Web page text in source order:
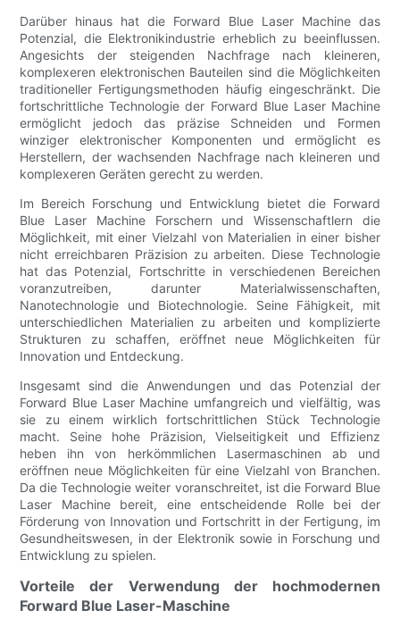
Darüber hinaus hat die Forward Blue Laser Machine das
Potenzial, die Elektronikindustrie erheblich zu beeinflussen.
Angesichts der steigenden Nachfrage nach kleineren,
komplexeren elektronischen Bauteilen sind die Möglichkeiten
traditioneller Fertigungsmethoden häufig eingeschränkt. Die
fortschrittliche Technologie der Forward Blue Laser Machine
ermöglicht jedoch das präzise Schneiden und Formen
winziger elektronischer Komponenten und ermöglicht es
Herstellern, der wachsenden Nachfrage nach kleineren und
komplexeren Geräten gerecht zu werden.
Im Bereich Forschung und Entwicklung bietet die Forward
Blue Laser Machine Forschern und Wissenschaftlern die
Möglichkeit, mit einer Vielzahl von Materialien in einer bisher
nicht erreichbaren Präzision zu arbeiten. Diese Technologie
hat das Potenzial, Fortschritte in verschiedenen Bereichen
voranzutreiben, darunter Materialwissenschaften,
Nanotechnologie und Biotechnologie. Seine Fähigkeit, mit
unterschiedlichen Materialien zu arbeiten und komplizierte
Strukturen zu schaffen, eröffnet neue Möglichkeiten für
Innovation und Entdeckung.
Insgesamt sind die Anwendungen und das Potenzial der
Forward Blue Laser Machine umfangreich und vielfältig, was
sie zu einem wirklich fortschrittlichen Stück Technologie
macht. Seine hohe Präzision, Vielseitigkeit und Effizienz
heben ihn von herkömmlichen Lasermaschinen ab und
eröffnen neue Möglichkeiten für eine Vielzahl von Branchen.
Da die Technologie weiter voranschreitet, ist die Forward Blue
Laser Machine bereit, eine entscheidende Rolle bei der
Förderung von Innovation und Fortschritt in der Fertigung, im
Gesundheitswesen, in der Elektronik sowie in Forschung und
Entwicklung zu spielen.
Vorteile der Verwendung der hochmodernen
Forward Blue Laser-Maschine